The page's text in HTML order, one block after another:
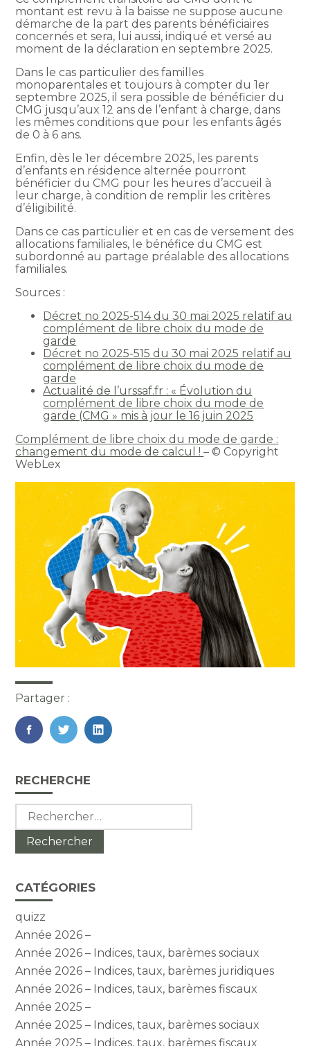
montant est revu à la baisse ne suppose aucune
démarche de la part des parents bénéficiaires
concernés et sera, lui aussi, indiqué et versé au
moment de la déclaration en septembre 2025.
Dans le cas particulier des familles
monoparentales et toujours à compter du 1er
septembre 2025, il sera possible de bénéficier du
CMG jusqu’aux 12 ans de l’enfant à charge, dans
les mêmes conditions que pour les enfants âgés
de 0 à 6 ans.
Enfin, dès le 1er décembre 2025, les parents
d’enfants en résidence alternée pourront
bénéficier du CMG pour les heures d’accueil à
leur charge, à condition de remplir les critères
d’éligibilité.
Dans ce cas particulier et en cas de versement des
allocations familiales, le bénéfice du CMG est
subordonné au partage préalable des allocations
familiales.
Sources :
Décret no 2025-514 du 30 mai 2025 relatif au
complément de libre choix du mode de
garde
Décret no 2025-515 du 30 mai 2025 relatif au
complément de libre choix du mode de
garde
Actualité de l’urssaf.fr : « Évolution du
complément de libre choix du mode de
garde (CMG » mis à jour le 16 juin 2025
Complément de libre choix du mode de garde :
changement du mode de calcul !– © Copyright
WebLex
Partager :
FaceBook
TwitterLinkedIn
Blog
sidebar
RECHERCHE
Rechercher :
CATÉGORIES
quizz
Année 2026 –
Année 2026 – Indices, taux, barèmes sociaux
Année 2026 – Indices, taux, barèmes juridiques
Année 2026 – Indices, taux, barèmes fiscaux
Année 2025 –
Année 2025 – Indices, taux, barèmes sociaux
Année 2025 – Indices, taux, barèmes fiscaux